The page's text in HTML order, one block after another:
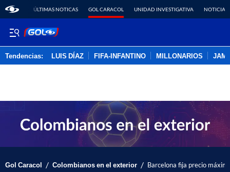
ÚLTIMAS NOTICAS GOL CARACOL UNIDAD INVESTIGATIVA NOTICIAS
Tendencias: LUIS DÍAZ FIFA-INFANTINO MILLONARIOS
Gol Caracol / Colombianos en el exterior / Barcelona fija precio